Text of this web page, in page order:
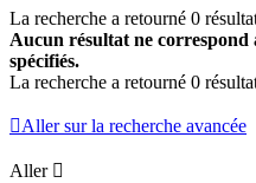
La recherche a retourné 0
Aucun résultat ne correspond
spécifiés.
La recherche a retourné 0
Aller sur la recherche avancée
Aller